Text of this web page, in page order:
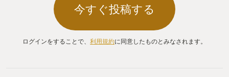
今すぐ投稿する
ログインをすることで、 利用規約に同意したものとみなされます。